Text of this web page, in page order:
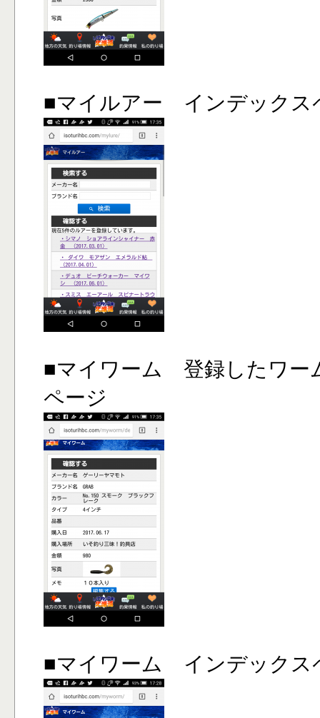
■マイルアー インデックス
■マイワーム 登録したワー
ページ
■マイワーム インデックス